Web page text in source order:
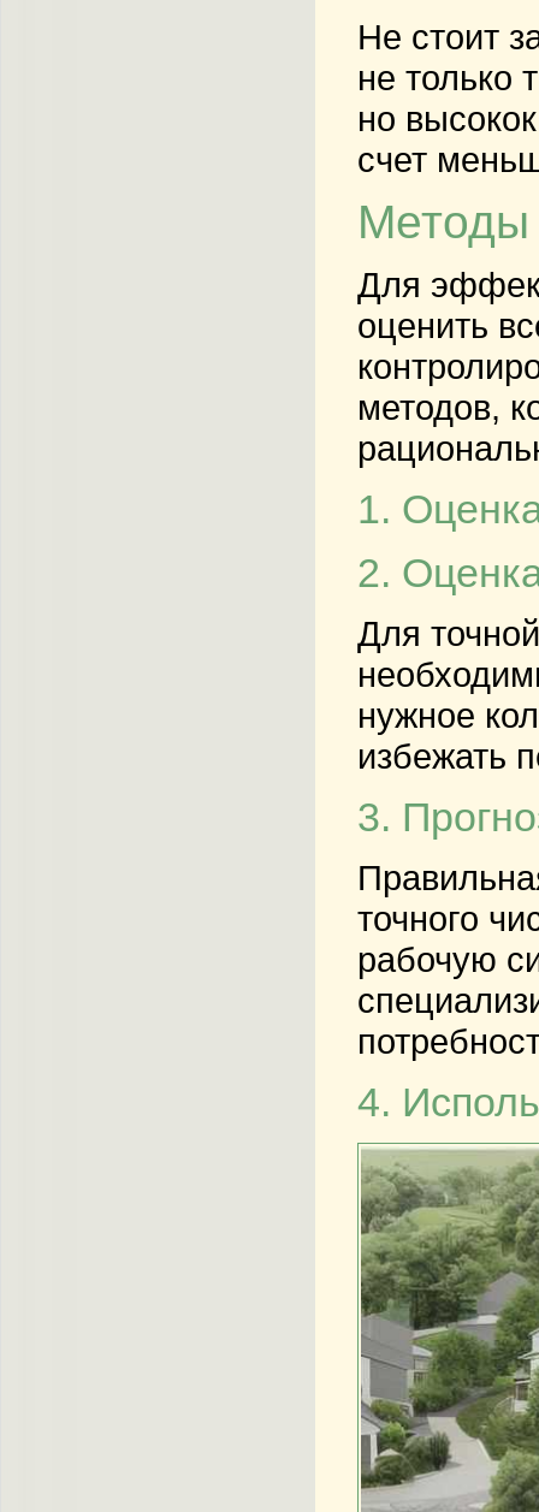
Не стоит
не только
но
счет
Методы
Для
оценить
методов,
1.
2.
Для
нужное
избежать
3.
точного
рабочую
4.